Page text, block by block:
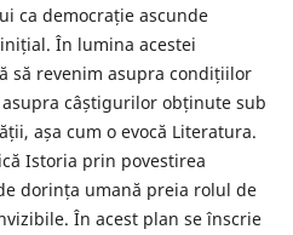
ca democrație ascunde
În lumina acestei
să revenim asupra condițiilor
câștigurilor obținute sub
așa cum o evocă Literatura.
Istoria prin povestirea
dorința umană preia rolul de
În acest plan se înscrie